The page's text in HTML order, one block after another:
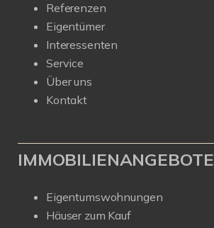
Referenzen
Eigentümer
Interessenten
Service
Über uns
Kontakt
IMMOBILIENANGEBOTE
Eigentumswohnungen
Häuser zum Kauf